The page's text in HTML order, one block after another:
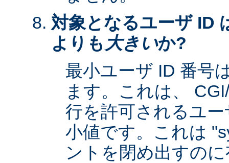
対象となるユーザ ID
よりも 大きいか?
最小ユーザ ID 番号
ます。これは、
行を許可されるユ
小値です。これは
ントを閉め出すの